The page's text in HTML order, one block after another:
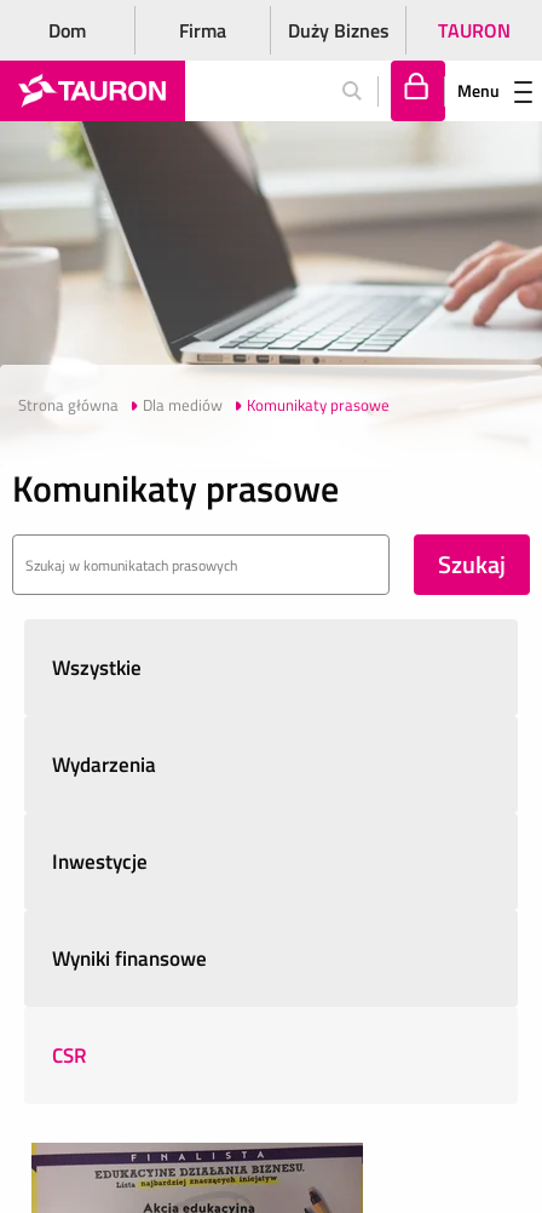
Dom Firma Duży Biznes TAURON
lo
gu
j
si
ę
Menu
Strona główna Dla mediów Komunikaty prasowe
Komunikaty prasowe
Wszystkie
Wydarzenia
Inwestycje
Wyniki finansowe
CSR